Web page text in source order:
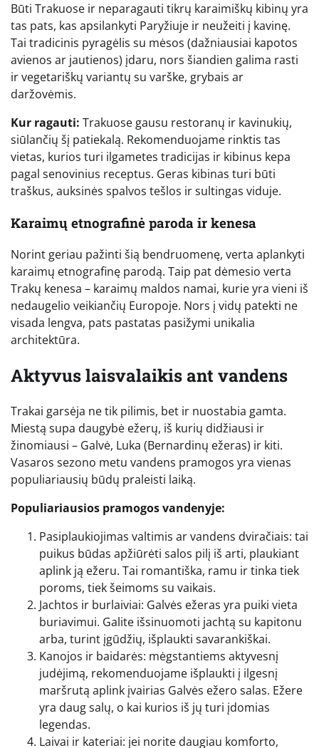
Būti Trakuose ir neparagauti tikrų karaimiškų kibinų yra
tas pats, kas apsilankyti Paryžiuje ir neužeiti į kavinę.
Tai tradicinis pyragėlis su mėsos (dažniausiai kapotos
avienos ar jautienos) įdaru, nors šiandien galima rasti
ir vegetariškų variantų su varške, grybais ar
daržovėmis.
Kur ragauti: Trakuose gausu restoranų ir kavinukių,
siūlančių šį patiekalą. Rekomenduojame rinktis tas
vietas, kurios turi ilgametes tradicijas ir kibinus kepa
pagal senovinius receptus. Geras kibinas turi būti
traškus, auksinės spalvos tešlos ir sultingas viduje.
Karaimų etnografinė paroda ir kenesa
Norint geriau pažinti šią bendruomenę, verta aplankyti
karaimų etnografinę parodą. Taip pat dėmesio verta
Trakų kenesa – karaimų maldos namai, kurie yra vieni iš
nedaugelio veikiančių Europoje. Nors į vidų patekti ne
visada lengva, pats pastatas pasižymi unikalia
architektūra.
Aktyvus laisvalaikis ant vandens
Trakai garsėja ne tik pilimis, bet ir nuostabia gamta.
Miestą supa daugybė ežerų, iš kurių didžiausi ir
žinomiausi – Galvė, Luka (Bernardinų ežeras) ir kiti.
Vasaros sezono metu vandens pramogos yra vienas
populiariausių būdų praleisti laiką.
Populiariausios pramogos vandenyje:
Pasiplaukiojimas valtimis ar vandens dviračiais: tai
puikus būdas apžiūrėti salos pilį iš arti, plaukiant
aplink ją ežeru. Tai romantiška, ramu ir tinka tiek
poroms, tiek šeimoms su vaikais.
Jachtos ir burlaiviai: Galvės ežeras yra puiki vieta
buriavimui. Galite išsinuomoti jachtą su kapitonu
arba, turint įgūdžių, išplaukti savarankiškai.
Kanojos ir baidarės: mėgstantiems aktyvesnį
judėjimą, rekomenduojame išplaukti į ilgesnį
maršrutą aplink įvairias Galvės ežero salas. Ežere
yra daug salų, o kai kurios iš jų turi įdomias
legendas.
Laivai ir kateriai: jei norite daugiau komforto,